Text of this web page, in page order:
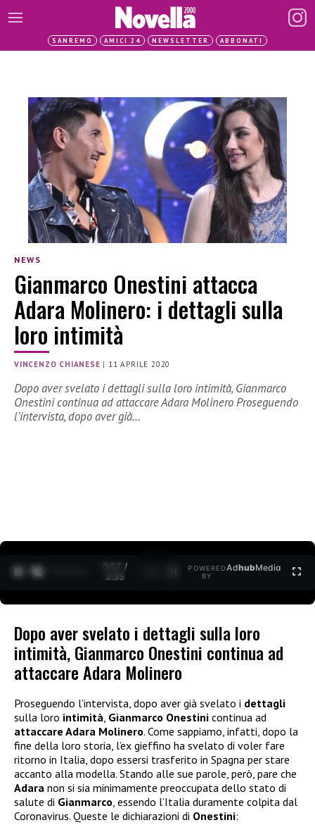
SANREMO AMICI 24 NEWSLETTER ABBONATI
NEWS
Gianmarco Onestini attacca
Adara Molinero: i dettagli sulla
loro intimità
VINCENZO CHIANESE | 11 APRILE 2020
Dopo aver svelato i dettagli sulla loro intimità, Gianmarco
Onestini continua ad attaccare Adara Molinero Proseguendo
l’intervista, dopo aver già…
0:27 /
3:35
POWERED
BY
AdhubMedia
Dopo aver svelato i dettagli sulla loro
intimità, Gianmarco Onestini continua ad
attaccare Adara Molinero
Proseguendo l’intervista, dopo aver già svelato i dettagli
sulla loro intimità, Gianmarco Onestini continua ad
attaccare Adara Molinero. Come sappiamo, infatti, dopo la
fine della loro storia, l’ex gieffino ha svelato di voler fare
ritorno in Italia, dopo essersi trasferito in Spagna per stare
accanto alla modella. Stando alle sue parole, però, pare che
Adara non si sia minimamente preoccupata dello stato di
salute di Gianmarco, essendo l’Italia duramente colpita dal
Coronavirus. Queste le dichiarazioni di Onestini: